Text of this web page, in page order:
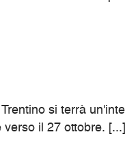
si terrà
il 27 ottobre. [...]